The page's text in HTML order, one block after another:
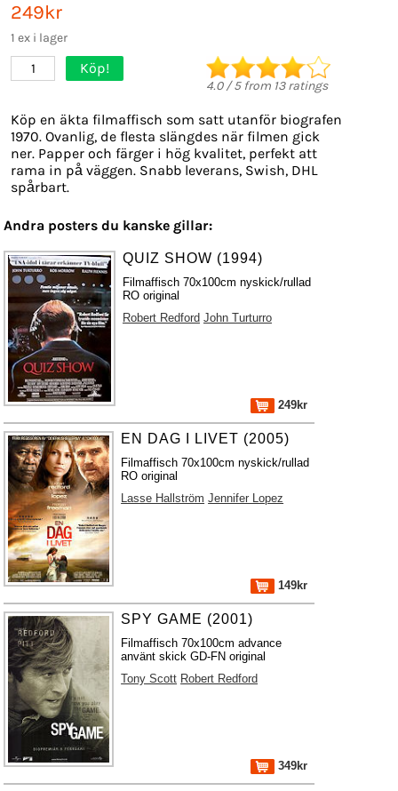
249kr
1 ex i lager
1 Köp!
4.0/5from 13ratings
Köp en äkta filmaffisch som satt utanför biografen
1970. Ovanlig, de flesta slängdes när filmen gick
ner. Papper och färger i hög kvalitet, perfekt att
rama in på väggen. Snabb leverans, Swish, DHL
spårbart.
Andra posters du kanske gillar:
QUIZ SHOW (1994)
Filmaffisch 70x100cm nyskick/rullad
RO original
Robert Redford John Turturro
249kr
EN DAG I LIVET (2005)
Filmaffisch 70x100cm nyskick/rullad
RO original
Lasse Hallström Jennifer Lopez
149kr
SPY GAME (2001)
Filmaffisch 70x100cm advance
använt skick GD-FN original
Tony Scott Robert Redford
349kr